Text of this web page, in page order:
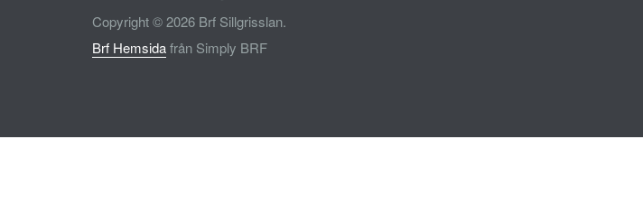
Copyright © 2026 Brf Sillgrisslan.
Brf Hemsidafrån Simply BRF